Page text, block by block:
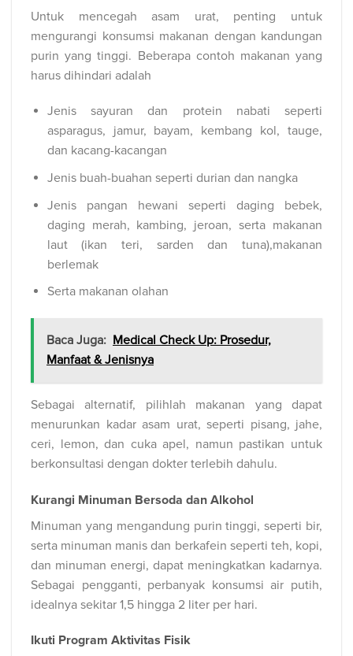
Untuk mencegah asam urat, penting untuk
mengurangi konsumsi makanan dengan kandungan
purin yang tinggi. Beberapa contoh makanan yang
harus dihindari adalah
Jenis sayuran dan protein nabati seperti
asparagus, jamur, bayam, kembang kol, tauge,
dan kacang-kacangan
Jenis buah-buahan seperti durian dan nangka
Jenis pangan hewani seperti daging bebek,
daging merah, kambing, jeroan, serta makanan
laut (ikan teri, sarden dan tuna),makanan
berlemak
Serta makanan olahan
Baca Juga: Medical Check Up: Prosedur,
Manfaat & Jenisnya
Sebagai alternatif, pilihlah makanan yang dapat
menurunkan kadar asam urat, seperti pisang, jahe,
ceri, lemon, dan cuka apel, namun pastikan untuk
berkonsultasi dengan dokter terlebih dahulu.
Kurangi Minuman Bersoda dan Alkohol
Minuman yang mengandung purin tinggi, seperti bir,
serta minuman manis dan berkafein seperti teh, kopi,
dan minuman energi, dapat meningkatkan kadarnya.
Sebagai pengganti, perbanyak konsumsi air putih,
idealnya sekitar 1,5 hingga 2 liter per hari.
Ikuti Program Aktivitas Fisik